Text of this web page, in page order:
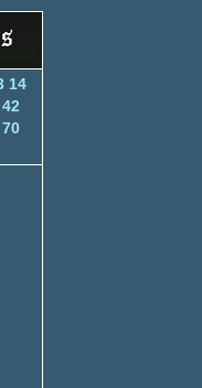
14
42
70